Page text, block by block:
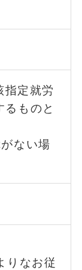
指定就労
ものと
ない場
りなお従